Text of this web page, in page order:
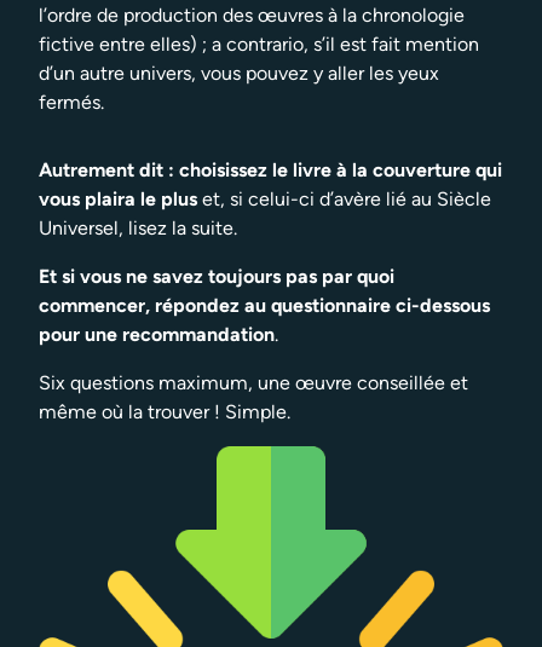
l’ordre de production des œuvres à la chronologie
fictive entre elles) ; a contrario, s’il est fait mention
d’un autre univers, vous pouvez y aller les yeux
fermés.
Autrement dit : choisissez le livre à la couverture qui
vous plaira le plus et, si celui-ci d’avère lié au Siècle
Universel, lisez la suite.
Et si vous ne savez toujours pas par quoi
commencer, répondez au questionnaire ci-dessous
pour une recommandation.
Six questions maximum, une œuvre conseillée et
même où la trouver ! Simple.